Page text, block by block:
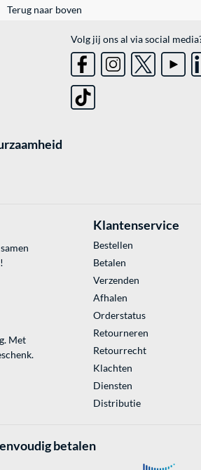
Terug naar boven
Volg jij ons al via social
Met
Klantenservice
Bestellen
Betalen
Verzenden
Afhalen
Orderstatus
Retourneren
Retourrecht
Klachten
Diensten
Distributie
betalen